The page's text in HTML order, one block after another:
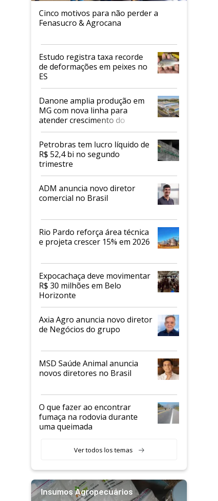
Cinco motivos para não perder a
Fenasucro & Agrocana
Estudo registra taxa recorde
de deformações em peixes no
ES
Danone amplia produção em
MG com nova linha para
atender crescimento do
mercado de alimentos
proteicos
Petrobras tem lucro líquido de
R$ 52,4 bi no segundo
trimestre
ADM anuncia novo diretor
comercial no Brasil
Rio Pardo reforça área técnica
e projeta crescer 15% em 2026
Expocachaça deve movimentar
R$ 30 milhões em Belo
Horizonte
Axia Agro anuncia novo diretor
de Negócios do grupo
MSD Saúde Animal anuncia
novos diretores no Brasil
O que fazer ao encontrar
fumaça na rodovia durante
uma queimada
Ver todos los temas
Insumos Agropecuários